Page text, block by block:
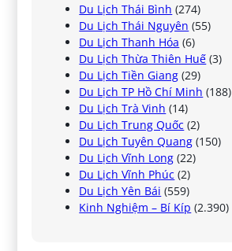
Du Lịch Thái Bình (274)
Du Lịch Thái Nguyên (55)
Du Lịch Thanh Hóa (6)
Du Lịch Thừa Thiên Huế (3)
Du Lịch Tiền Giang (29)
Du Lịch TP Hồ Chí Minh (188)
Du Lịch Trà Vinh (14)
Du Lịch Trung Quốc (2)
Du Lịch Tuyên Quang (150)
Du Lịch Vĩnh Long (22)
Du Lịch Vĩnh Phúc (2)
Du Lịch Yên Bái (559)
Kinh Nghiệm – Bí Kíp (2.390)